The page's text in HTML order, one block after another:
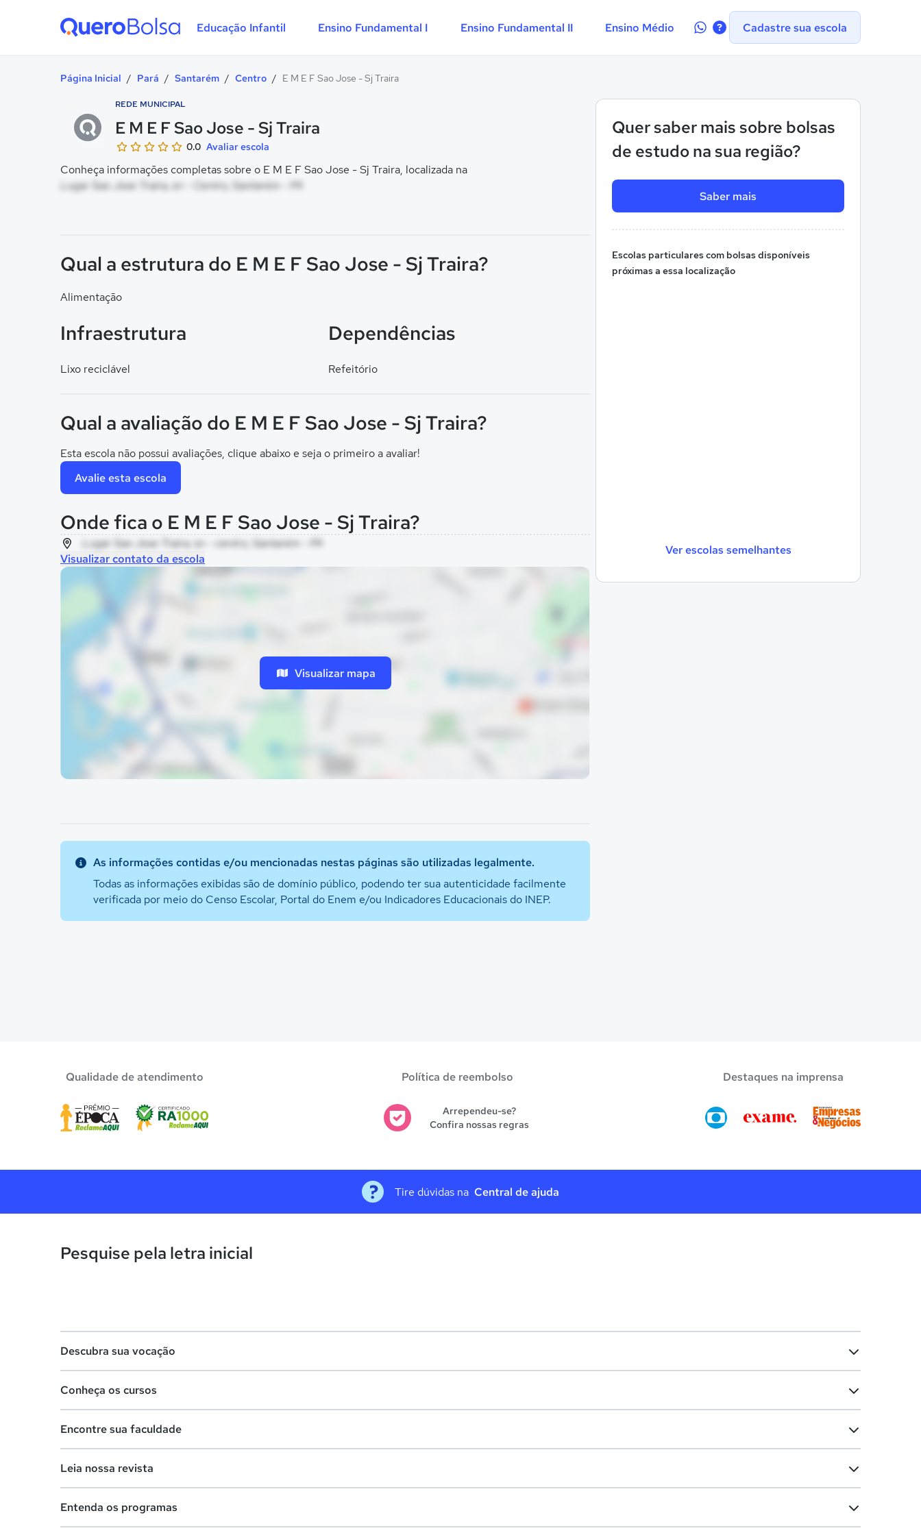
Educação Infantil Ensino Fundamental I Ensino Fundamental II Ensino Médio
Contate-Cadastre sua escola
Página Inicial / Pará / Santarém / Centro / E M E F Sao Jose - Sj Traira
REDE MUNICIPAL
E M E F Sao Jose - Sj Traira
0.0 Avaliar escola
Conheça informações completas sobre o E M E F Sao Jose - Sj Traira, localizada na
Lugar Sao Jose Traira, sn - Centro, Santarém - PA
Quer saber mais sobre bolsas
de estudo na sua região?
Saber mais
Escolas particulares com bolsas disponíveis
próximas a essa localização
Ver escolas semelhantes
Qual a estrutura do E M E F Sao Jose - Sj Traira?
Alimentação
Infraestrutura
Lixo reciclável
Dependências
Refeitório
Qual a avaliação do E M E F Sao Jose - Sj Traira?
Esta escola não possui avaliações, clique abaixo e seja o primeiro a avaliar!
Avalie esta escola
Onde fica o E M E F Sao Jose - Sj Traira?
Lugar Sao Jose Traira, sn - centro, Santarém - PA
Visualizar contato da escola
Visualizar mapa
As informações contidas e/ou mencionadas nestas páginas são utilizadas legalmente.
Todas as informações exibidas são de domínio público, podendo ter sua autenticidade facilmente
verificada por meio do Censo Escolar, Portal do Enem e/ou Indicadores Educacionais do INEP.
Qualidade de atendimento Política de reembolso
Arrependeu-se?
Confira nossas regras
Destaques na imprensa
Tire dúvidas na Central de ajuda
Pesquise pela letra inicial
Descubra sua vocação
Lista de profissões
Conheça os cursos
Cursos de graduação
Cursos livres
Encontre sua faculdade
Faculdades na sua cidade
Leia nossa revista
Entenda os programas